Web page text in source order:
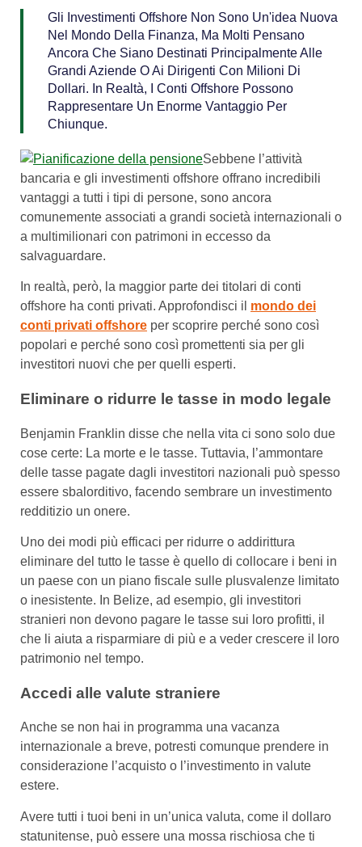
Gli Investimenti Offshore Non Sono Un'idea Nuova
Nel Mondo Della Finanza, Ma Molti Pensano
Ancora Che Siano Destinati Principalmente Alle
Grandi Aziende O Ai Dirigenti Con Milioni Di
Dollari. In Realtà, I Conti Offshore Possono
Rappresentare Un Enorme Vantaggio Per
Chiunque.
Sebbene l’attività
bancaria e gli investimenti offshore offrano incredibili
vantaggi a tutti i tipi di persone, sono ancora
comunemente associati a grandi società internazionali o
a multimilionari con patrimoni in eccesso da
salvaguardare.
In realtà, però, la maggior parte dei titolari di conti
offshore ha conti privati. Approfondisci il mondo dei
conti privati offshore per scoprire perché sono così
popolari e perché sono così promettenti sia per gli
investitori nuovi che per quelli esperti.
Eliminare o ridurre le tasse in modo legale
Benjamin Franklin disse che nella vita ci sono solo due
cose certe: La morte e le tasse. Tuttavia, l’ammontare
delle tasse pagate dagli investitori nazionali può spesso
essere sbalorditivo, facendo sembrare un investimento
redditizio un onere.
Uno dei modi più efficaci per ridurre o addirittura
eliminare del tutto le tasse è quello di collocare i beni in
un paese con un piano fiscale sulle plusvalenze limitato
o inesistente. In Belize, ad esempio, gli investitori
stranieri non devono pagare le tasse sui loro profitti, il
che li aiuta a risparmiare di più e a veder crescere il loro
patrimonio nel tempo.
Accedi alle valute straniere
Anche se non hai in programma una vacanza
internazionale a breve, potresti comunque prendere in
considerazione l’acquisto o l’investimento in valute
estere.
Avere tutti i tuoi beni in un’unica valuta, come il dollaro
statunitense, può essere una mossa rischiosa che ti